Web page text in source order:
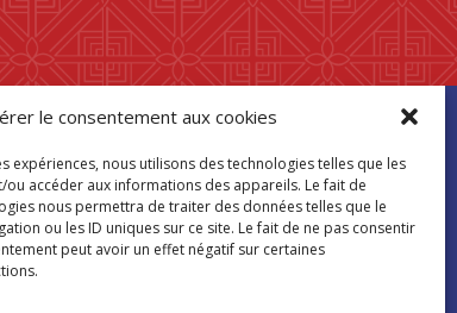
le consentement aux cookies
expériences, nous utilisons des technologies telles que les
accéder aux informations des appareils. Le fait de
nous permettra de traiter des données telles que le
ou les ID uniques sur ce site. Le fait de ne pas consentir
peut avoir un effet négatif sur certaines
Store